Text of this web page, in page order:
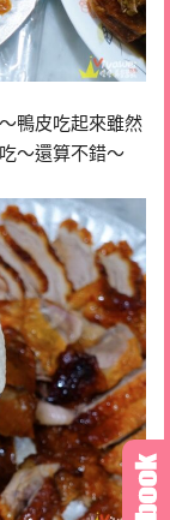
鴨皮吃起來雖然
～還算不錯～